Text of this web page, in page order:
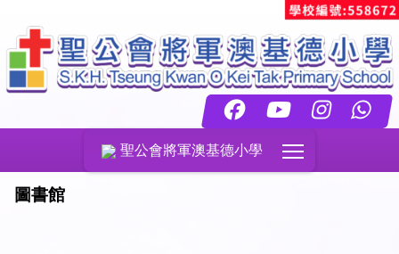
聖公會將軍澳基德小學
圖書館